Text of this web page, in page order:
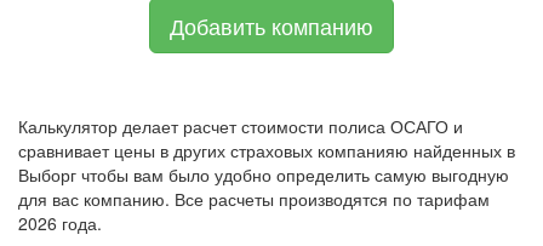
Добавить компанию
Калькулятор делает расчет стоимости полиса ОСАГО и
сравнивает цены в других страховых компанияю найденных в
Выборг чтобы вам было удобно определить самую выгодную
для вас компанию. Все расчеты производятся по тарифам
2026 года.